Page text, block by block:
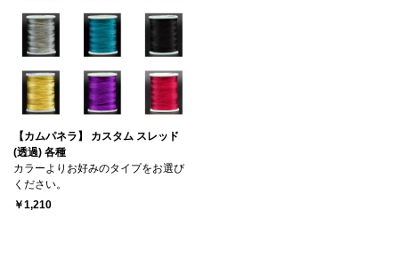
【カムパネラ】 カスタム スレッド
(透過) 各種
カラーよりお好みのタイプをお選び
ください。
￥1,210